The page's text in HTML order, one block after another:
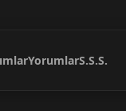
YorumlarS.S.S.